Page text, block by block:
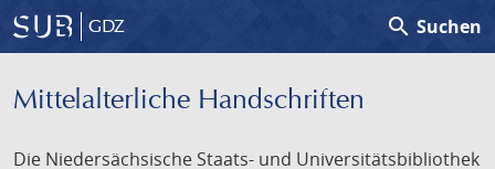
GDZ search Suchen
Mittelalterliche Handschriften
Die Niedersächsische Staats- und Universitätsbibliothek